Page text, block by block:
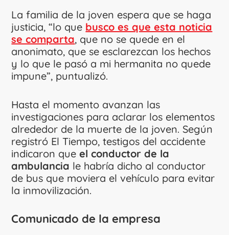
La familia de la joven espera que se haga
justicia, “lo que busco es que esta noticia
se comparta, que no se quede en el
anonimato, que se esclarezcan los hechos
y lo que le pasó a mi hermanita no quede
impune”, puntualizó.
Hasta el momento avanzan las
investigaciones para aclarar los elementos
alrededor de la muerte de la joven. Según
registró El Tiempo, testigos del accidente
indicaron queel conductor de la
ambulancia le habría dicho al conductor
de bus que moviera el vehículo para evitar
la inmovilización.
Comunicado de la empresa